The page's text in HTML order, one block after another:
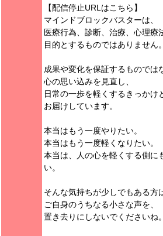
【配信停止URLはこちら】
マインドブロックバスターは、
医療行為、診断、治療、心理療
目的とするものではありません。
成果や変化を保証するものでは
心の思い込みを見直し、
日常の一歩を軽くするきっかけ
お届けしています。
本当はもう一度やりたい。
本当はもう一度軽くなりたい。
本当は、人の心を軽くする側に
い。
そんな気持ちが少しでもある方
ご自身のうちなる小さな声を、
置き去りにしないでくださいね。